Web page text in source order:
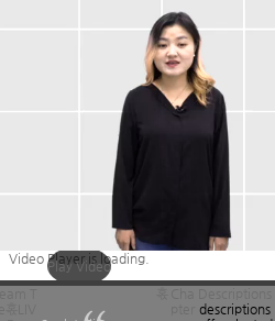
Video Player is loading.
Play Video
descriptions